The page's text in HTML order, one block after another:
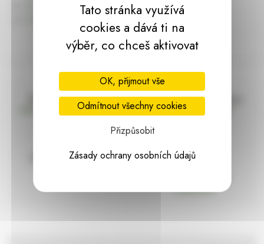
Doprava zdarma
nad 2000 Kč bez DPH
Vše máme skladem
Ihned k odeslání
97% hodnocení Zásilka pod
Tato stránka využívá
cookies a dává ti na
výběr, co chceš aktivovat
OK, přijmout vše
Odmítnout všechny cookies
Přizpůsobit
Zásady ochrany osobních údajů